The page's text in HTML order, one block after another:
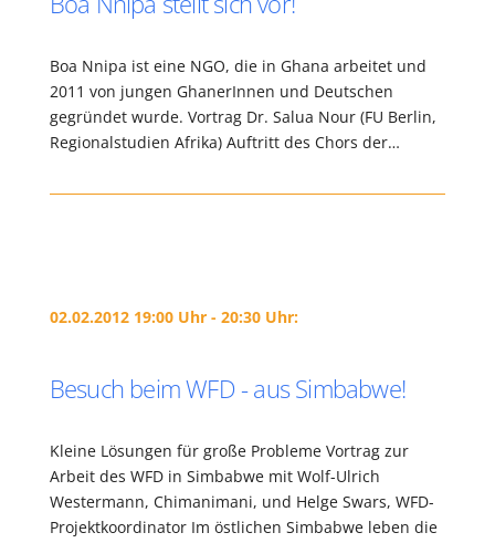
Boa Nnipa ist eine NGO, die in Ghana arbeitet und
2011 von jungen GhanerInnen und Deutschen
gegründet wurde. Vortrag Dr. Salua Nour (FU Berlin,
Regionalstudien Afrika) Auftritt des Chors der…
02.02.2012 19:00 Uhr - 20:30 Uhr:
Besuch beim WFD - aus Simbabwe!
Kleine Lösungen für große Probleme Vortrag zur
Arbeit des WFD in Simbabwe mit Wolf-Ulrich
Westermann, Chimanimani, und Helge Swars, WFD-
Projektkoordinator Im östlichen Simbabwe leben die